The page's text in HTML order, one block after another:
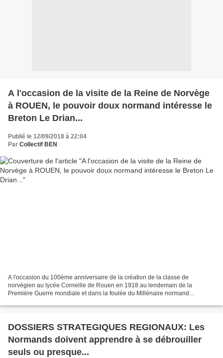
A l'occasion de la visite de la Reine de Norvège
à ROUEN, le pouvoir doux normand intéresse le
Breton Le Drian...
Publié le 12/09/2018 à 22:04
Par Collectif BEN
A l'occasion du 100ème anniversaire de la création de la classe de
norvégien au lycée Corneille de Rouen en 1918 au lendemain de la
Première Guerre mondiale et dans la foulée du Millénaire normand
DOSSIERS STRATEGIQUES REGIONAUX: Les
Normands doivent apprendre à se débrouiller
seuls ou presque...